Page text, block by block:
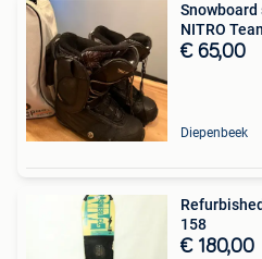
NITRO
€ 65,00
Diepenbeek
158
€ 180,00